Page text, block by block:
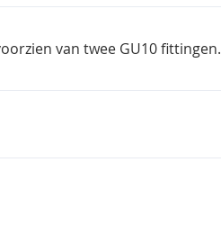
van twee GU10 fittingen.